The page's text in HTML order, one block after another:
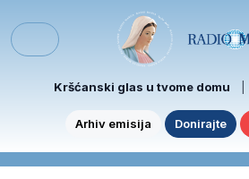
Menu
Kršćanski glas u tvome domu
Arhiv emisija Donirajte